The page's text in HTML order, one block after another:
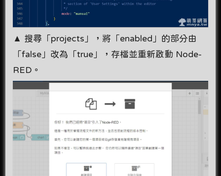
▲ 搜尋「projects」，將「enabled」的部分由
「false」改為「true」，存檔並重新啟動 Node-
RED。